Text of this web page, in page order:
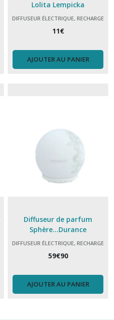
Lolita Lempicka
DIFFUSEUR ÉLECTRIQUE, RECHARGE
11€
AJOUTER AU PANIER
Diffuseur de parfum
Sphère...Durance
DIFFUSEUR ÉLECTRIQUE, RECHARGE
59€90
AJOUTER AU PANIER